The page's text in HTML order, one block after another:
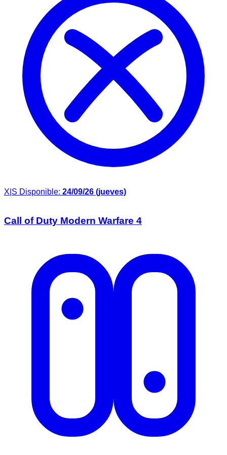
X|S Disponible: 24/09/26 (jueves)
Call of Duty Modern Warfare 4